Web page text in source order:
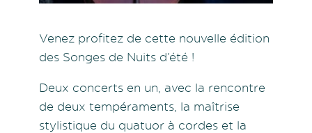
Venez profitez de cette nouvelle édition
des Songes de Nuits d’été !
Deux concerts en un, avec la rencontre
de deux tempéraments, la maîtrise
stylistique du quatuor à cordes et la